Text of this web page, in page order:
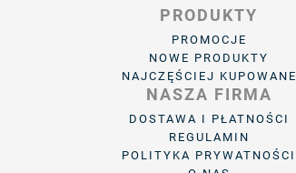
PRODUKTY
PROMOCJE
NOWE PRODUKTY
NAJCZĘŚCIEJ KUPOWANE
NASZA FIRMA
DOSTAWA I PŁATNOŚCI
REGULAMIN
POLITYKA PRYWATNOŚCI